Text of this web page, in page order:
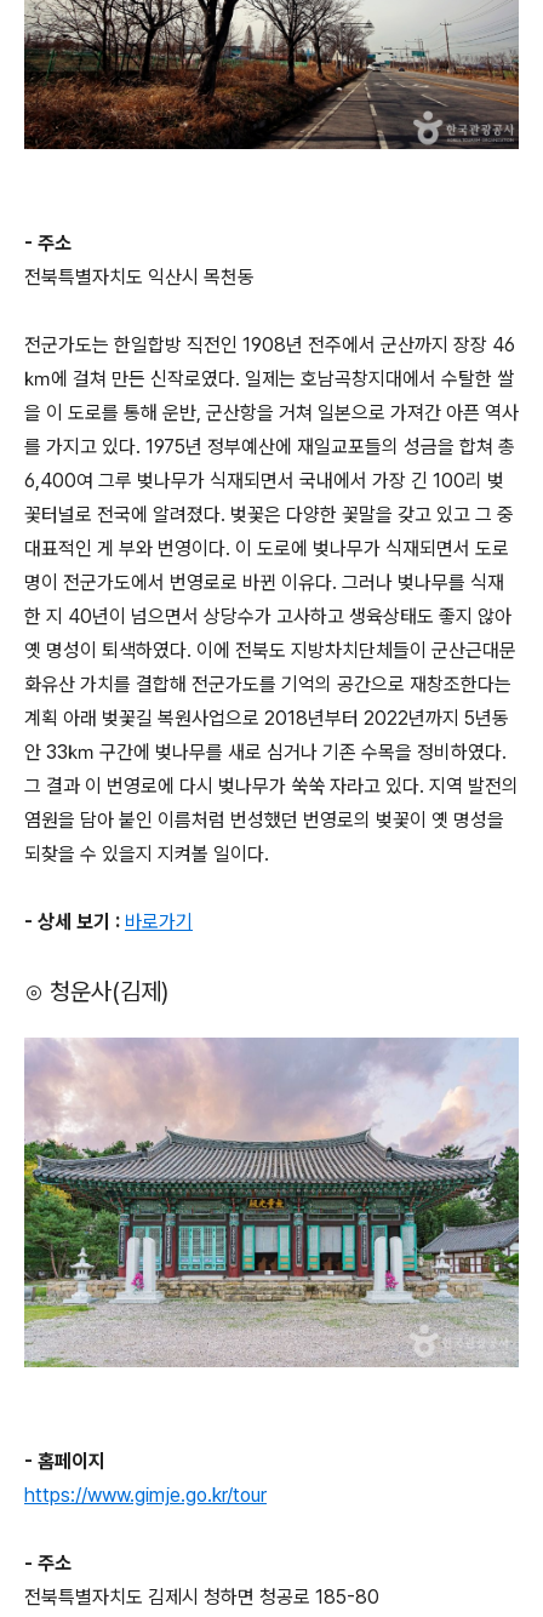
- 주소
전북특별자치도 익산시 목천동
전군가도는 한일합방 직전인 1908년 전주에서 군산까지 장장 46
㎞에 걸쳐 만든 신작로였다. 일제는 호남곡창지대에서 수탈한 쌀
을 이 도로를 통해 운반, 군산항을 거쳐 일본으로 가져간 아픈 역사
를 가지고 있다. 1975년 정부예산에 재일교포들의 성금을 합쳐 총
6,400여 그루 벚나무가 식재되면서 국내에서 가장 긴 100리 벚
꽃터널로 전국에 알려졌다. 벚꽃은 다양한 꽃말을 갖고 있고 그 중
대표적인 게 부와 번영이다. 이 도로에 벚나무가 식재되면서 도로
명이 전군가도에서 번영로로 바뀐 이유다. 그러나 벚나무를 식재
한 지 40년이 넘으면서 상당수가 고사하고 생육상태도 좋지 않아
옛 명성이 퇴색하였다. 이에 전북도 지방차치단체들이 군산근대문
화유산 가치를 결합해 전군가도를 기억의 공간으로 재창조한다는
계획 아래 벚꽃길 복원사업으로 2018년부터 2022년까지 5년동
안 33㎞ 구간에 벚나무를 새로 심거나 기존 수목을 정비하였다.
그 결과 이 번영로에 다시 벚나무가 쑥쑥 자라고 있다. 지역 발전의
염원을 담아 붙인 이름처럼 번성했던 번영로의 벚꽃이 옛 명성을
되찾을 수 있을지 지켜볼 일이다.
- 상세 보기 : 바로가기
⊙ 청운사(김제)
- 홈페이지
https://www.gimje.go.kr/tour
- 주소
전북특별자치도 김제시 청하면 청공로 185-80